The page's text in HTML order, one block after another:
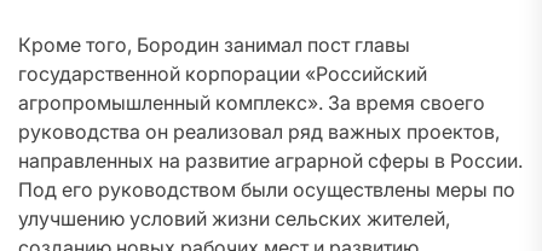
Кроме того, Бородин занимал пост главы
государственной корпорации «Российский
агропромышленный комплекс». За время своего
руководства он реализовал ряд важных проектов,
направленных на развитие аграрной сферы в России.
Под его руководством были осуществлены меры по
улучшению условий жизни сельских жителей,